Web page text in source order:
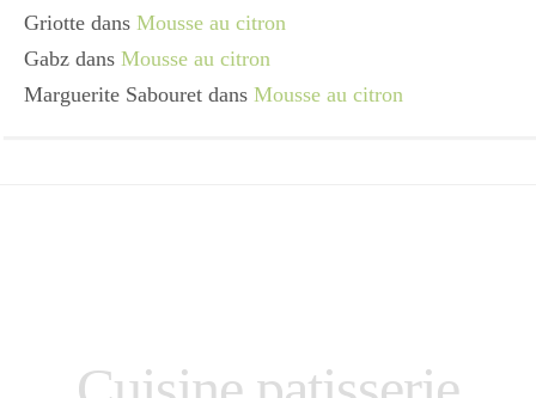
Griotte dans Mousse au citron
Gabz dans Mousse au citron
Marguerite Sabouret dans Mousse au citron